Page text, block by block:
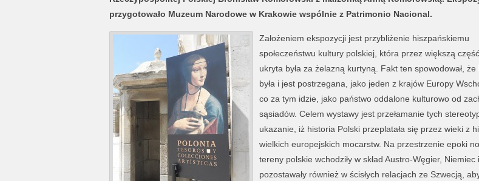
przygotowało Muzeum Narodowe w Krakowie wspólnie z Patrimonio Nacional.
Założeniem ekspozycji jest przybliżenie hiszpańskiemu
społeczeństwu kultury polskiej, która przez większą
ukryta była za żelazną kurtyną. Fakt ten spowodował, że
była i jest postrzegana, jako jeden z krajów Europy
co za tym idzie, jako państwo oddalone kulturowo od
sąsiadów. Celem wystawy jest przełamanie tych
ukazanie, iż historia Polski przeplatała się przez wieki z
wielkich europejskich mocarstw. Na przestrzenie epoki
tereny polskie wchodziły w skład Austro-Węgier, Niemiec i
pozostawały również w ścisłych relacjach ze Szwecją,